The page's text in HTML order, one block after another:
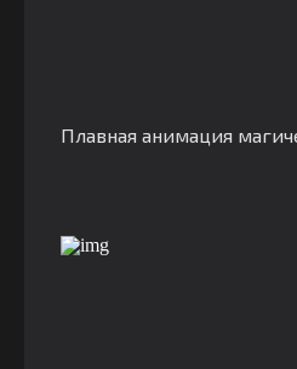
Плавная анимация